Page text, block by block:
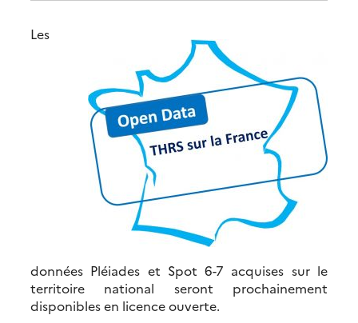
Les
données Pléiades et Spot 6-7 acquises sur le
territoire national seront prochainement
disponibles en licence ouverte.